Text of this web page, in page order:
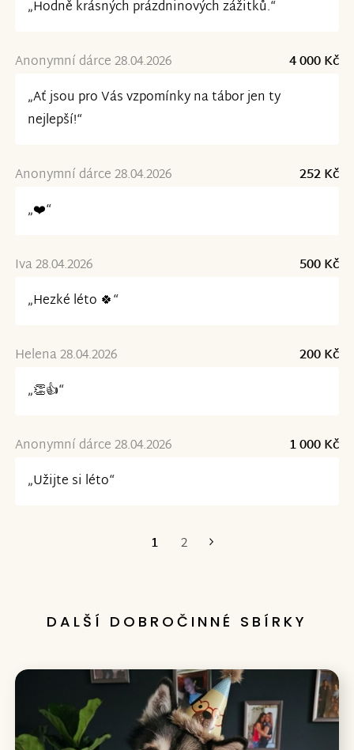
„Hodně krásných prázdninových zážitků.“
Anonymní dárce 28.04.2026
4 000 Kč
„Ať jsou pro Vás vzpomínky na tábor jen ty
nejlepší!“
Anonymní dárce 28.04.2026
252 Kč
„❤️“
Iva 28.04.2026
500 Kč
„Hezké léto 🍀“
Helena 28.04.2026
200 Kč
„👏👍“
Anonymní dárce 28.04.2026
1 000 Kč
„Užijte si léto“
1 2
DALŠÍ DOBROČINNÉ SBÍRKY